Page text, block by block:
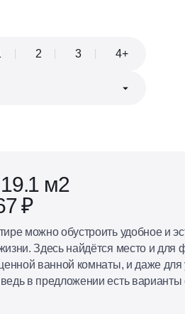
2 3 4+
м2
₽
можно обустроить удобное и
Здесь найдётся место и для
ванной комнаты, и даже для
в предложении есть